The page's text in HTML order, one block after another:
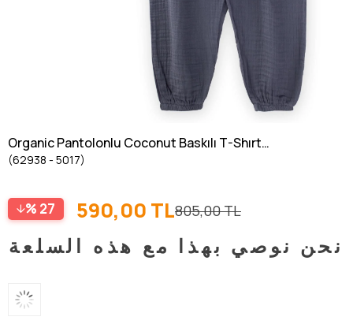
Organic Pantolonlu Coconut Baskılı T-Shırt
Takım 3-10 Yaş TAŞ
(62938 - 5017)
27 805,00 TL
590,00 TL
نحن نوصي بهذا مع هذه السلعة